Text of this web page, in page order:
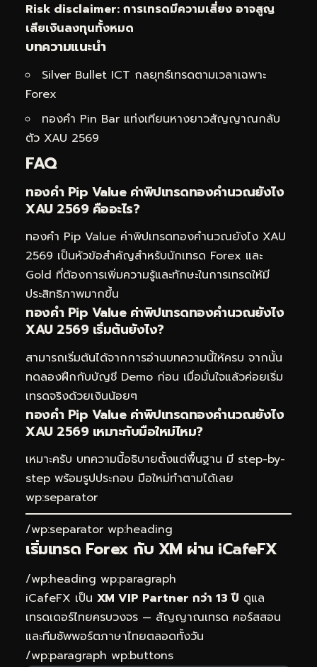
Risk disclaimer: การเทรดมีความเสี่ยง อาจสูญ
เสียเงินลงทุนทั้งหมด
บทความแนะนำ
Silver Bullet ICT กลยุทธ์เทรดตามเวลาเฉพาะ
Forex
ทองคำ Pin Bar แท่งเทียนหางยาวสัญญาณกลับ
ตัว XAU 2569
FAQ
ทองคำ Pip Value ค่าพิปเทรดทองคำนวณยังไง
XAU 2569 คืออะไร?
ทองคำ Pip Value ค่าพิปเทรดทองคำนวณยังไง XAU
2569 เป็นหัวข้อสำคัญสำหรับนักเทรด Forex และ
Gold ที่ต้องการเพิ่มความรู้และทักษะในการเทรดให้มี
ประสิทธิภาพมากขึ้น
ทองคำ Pip Value ค่าพิปเทรดทองคำนวณยังไง
XAU 2569 เริ่มต้นยังไง?
สามารถเริ่มต้นได้จากการอ่านบทความนี้ให้ครบ จากนั้น
ทดลองฝึกกับบัญชี Demo ก่อน เมื่อมั่นใจแล้วค่อยเริ่ม
เทรดจริงด้วยเงินน้อยๆ
ทองคำ Pip Value ค่าพิปเทรดทองคำนวณยังไง
XAU 2569 เหมาะกับมือใหม่ไหม?
เหมาะครับ บทความนี้อธิบายตั้งแต่พื้นฐาน มี step-by-
step พร้อมรูปประกอบ มือใหม่ทำตามได้เลย
wp:separator
/wp:separator wp:heading
เริ่มเทรด Forex กับ XM ผ่าน iCafeFX
/wp:heading wp:paragraph
iCafeFX เป็น XM VIP Partner กว่า 13 ปี ดูแล
เทรดเดอร์ไทยครบวงจร — สัญญาณเทรด คอร์สสอน
และทีมซัพพอร์ตภาษาไทยตลอดทั้งวัน
/wp:paragraph wp:buttons